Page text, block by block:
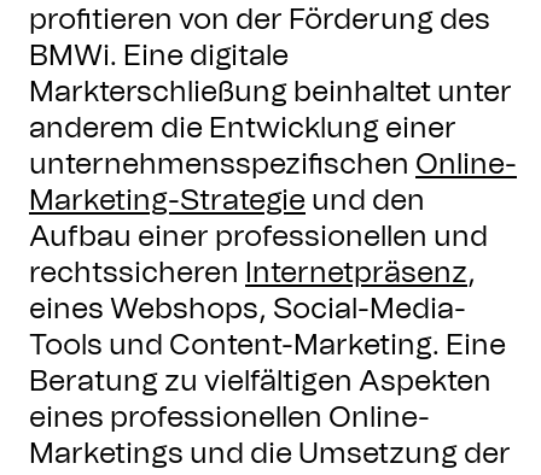
profitieren von der Förderung des
BMWi. Eine digitale
Markterschließung beinhaltet unter
anderem die Entwicklung einer
unternehmensspezifischen Online-
Marketing-Strategie und den
Aufbau einer professionellen und
rechtssicheren Internetpräsenz,
eines Webshops, Social-Media-
Tools und Content-Marketing. Eine
Beratung zu vielfältigen Aspekten
eines professionellen Online-
Marketings und die Umsetzung der